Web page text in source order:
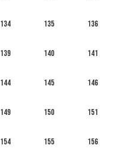
134 135 136
139 140 141
144 145 146
149 150 151
154 155 156